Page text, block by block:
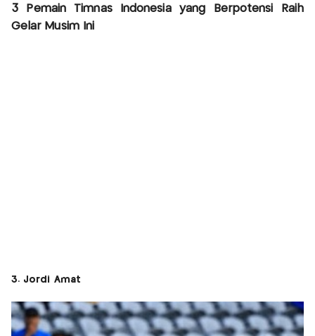
3 Pemain Timnas Indonesia yang Berpotensi Raih
Gelar Musim Ini
3. Jordi Amat